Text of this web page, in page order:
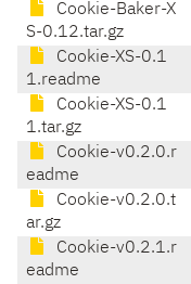
Cookie-Baker-X
S-0.12.tar.gz
Cookie-XS-0.1
1.readme
Cookie-XS-0.1
1.tar.gz
Cookie-v0.2.0.r
eadme
Cookie-v0.2.0.t
ar.gz
Cookie-v0.2.1.r
eadme